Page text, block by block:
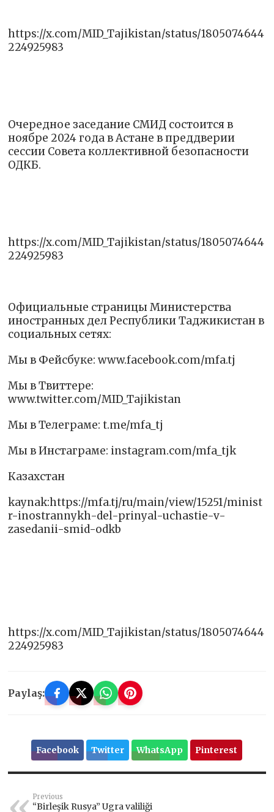
https://x.com/MID_Tajikistan/status/1805074644
224925983
Очередное заседание СМИД состоится в
ноябре 2024 года в Астане в преддверии
сессии Совета коллективной безопасности
ОДКБ.
https://x.com/MID_Tajikistan/status/1805074644
224925983
Официальные страницы Министерства
иностранных дел Республики Таджикистан в
социальных сетях:
Мы в Фейсбуке: www.facebook.com/mfa.tj
Мы в Tвиттере:
www.twitter.com/MID_Tajikistan
Мы в Телеграме: t.me/mfa_tj
Мы в Инстаграме: instagram.com/mfa_tjk
Казахстан
kaynak:https://mfa.tj/ru/main/view/15251/minist
r-inostrannykh-del-prinyal-uchastie-v-
zasedanii-smid-odkb
https://x.com/MID_Tajikistan/status/1805074644
224925983
Paylaş:
Facebook Twitter WhatsApp Pinterest
Previous
“Birleşik Rusya” Ugra valiliği